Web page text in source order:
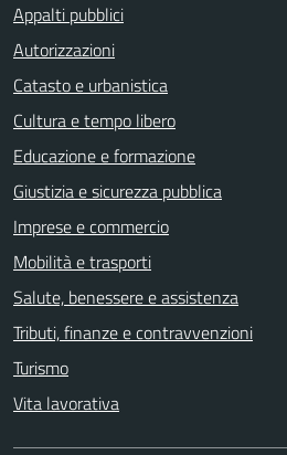
Appalti pubblici
Autorizzazioni
Catasto e urbanistica
Cultura e tempo libero
Educazione e formazione
Giustizia e sicurezza pubblica
Imprese e commercio
Mobilità e trasporti
Salute, benessere e assistenza
Tributi, finanze e contravvenzioni
Turismo
Vita lavorativa